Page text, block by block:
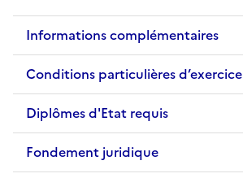
Informations complémentaires
Conditions particulières d’exercice
Diplômes d'Etat requis
Fondement juridique